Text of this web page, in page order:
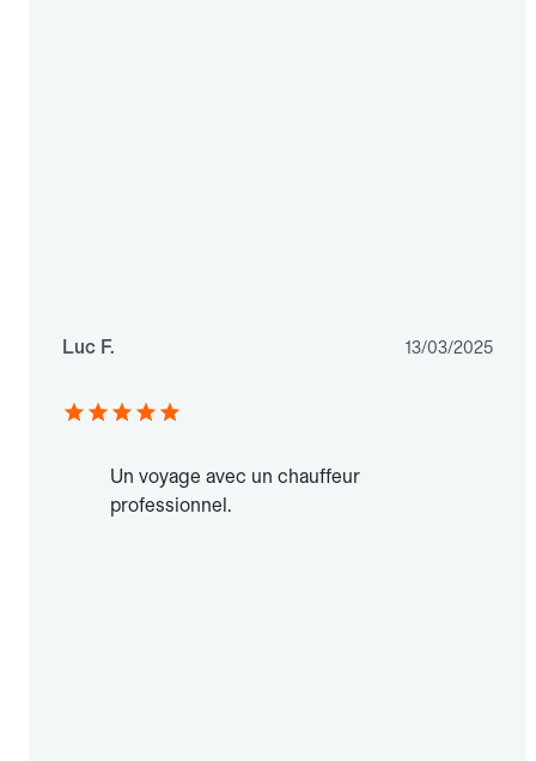
Luc F. 13/03/2025
Un voyage avec un chauffeur
professionnel.